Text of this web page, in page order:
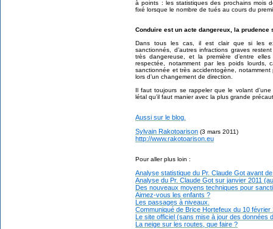
à points : les statistiques des prochains mois
fixé lorsque le nombre de tués au cours du
Conduire est un acte dangereux, la prudence
Dans tous les cas, il est clair que si les
sanctionnés, d’autres infractions graves
très dangereuse, et la première d’entre
respectée, notamment par les poids lourds,
sanctionnée et très accidentogène, notamment
lors d’un changement de direction.
Il faut toujours se rappeler que le volant
létal qu’il faut manier avec la plus grande
Aussi sur le blog.
Sylvain Rakotoarison (3 mars 2011)
http://www.rakotoarison.eu
Pour aller plus loin :
Analyse statistique du Pr. Claude Got avant
Analyse du Pr. Claude Got sur janvier 2011
Des nouveaux moyens techniques pour
Aimez-vous les enfants ?
Les passages à niveaux.
Communiqué de Brice Hortefeux du 10 février
Le site officiel (sans mise à jour des données
La neige sur les routes, que faire ?